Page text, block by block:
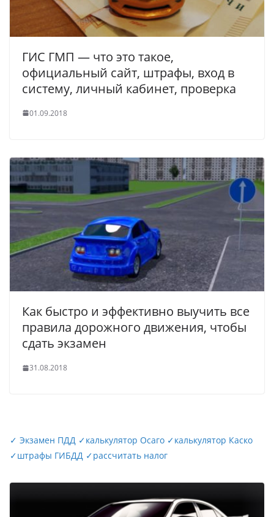
ГИС ГМП — что это такое,
официальный сайт, штрафы, вход в
систему, личный кабинет, проверка
01.09.2018
Как быстро и эффективно выучить все
правила дорожного движения, чтобы
сдать экзамен
31.08.2018
✓ Экзамен ПДД ✓калькулятор Осаго ✓калькулятор Каско
✓штрафы ГИБДД ✓рассчитать налог